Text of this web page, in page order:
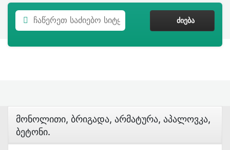
ᲫᲘᲔᲑᲐ
Მონოლითი, Ბრიგადა, Არმატურა, Აპალოვკა,
Ბეტონი.